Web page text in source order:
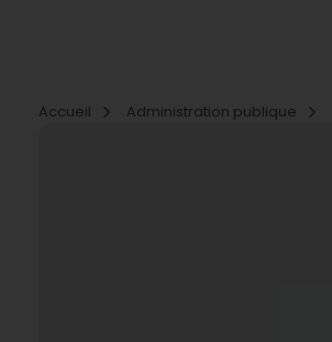
Accueil
Administration publique